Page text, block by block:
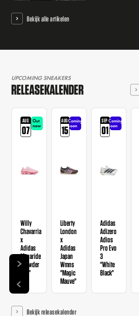
Bekijk alle artikelen
UPCOMING SNEAKERS
RELEASEKALENDER
AUG
07
Out
now
Willy
Chavarria
x
Adidas
Megaride
"Powder
Red"
AUG
15
Coming
soon
Liberty
London
x
Adidas
Japan
Wmns
"Magic
Mauve"
SEP
01
Coming
soon
Adidas
Adizero
Adios
Pro Evo
3
"White
Black"
Bekijk releasekalender